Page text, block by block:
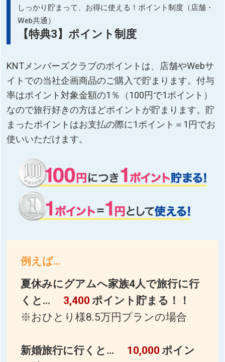
しっかり貯まって、お得に使える！ポイント制度（店舗・
Web共通）
【特典3】ポイント制度
KNTメンバーズクラブのポイントは、店舗やWebサ
イトでの当社企画商品のご購入で貯まります。付与
率はポイント対象金額の1％（100円で1ポイント）
なので旅行好きの方ほどポイントが貯まります。貯
まったポイントはお支払の際に1ポイント＝1円でお
使いいただけます。
例えば…
夏休みにグアムへ家族4人で旅行に行
くと…
3,400 ポイント貯まる！！
※おひとり様8.5万円プランの場合
新婚旅行に行くと… 10,000 ポイン